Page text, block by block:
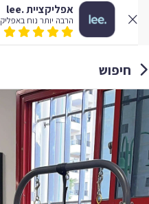
אפליקציית .lee
הרבה יותר נוח באפליקציה
חיפוש